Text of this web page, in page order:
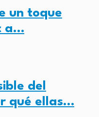
un toque
a…
del
qué ellas…